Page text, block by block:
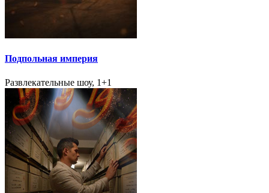
Подпольная империя
Развлекательные шоу, 1+1